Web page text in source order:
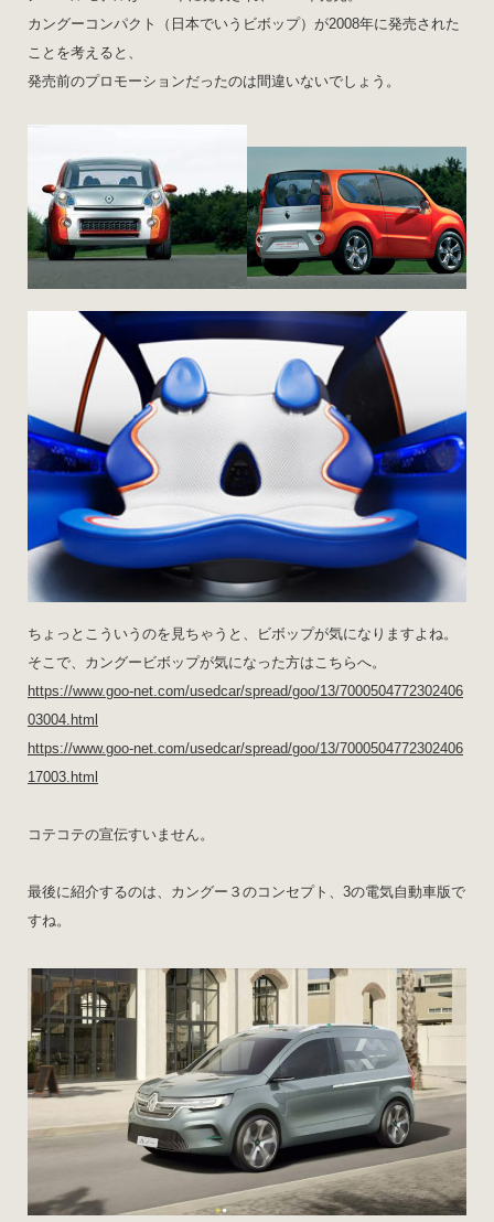
カングーコンパクト（日本でいうビボップ）が2008年に発売された
ことを考えると、
発売前のプロモーションだったのは間違いないでしょう。
ちょっとこういうのを見ちゃうと、ビボップが気になりますよね。
そこで、カングービボップが気になった方はこちらへ。
https://www.goo-net.com/usedcar/spread/goo/13/7000504772302406
03004.html
https://www.goo-net.com/usedcar/spread/goo/13/7000504772302406
17003.html
コテコテの宣伝すいません。
最後に紹介するのは、カングー３のコンセプト、3の電気自動車版で
すね。